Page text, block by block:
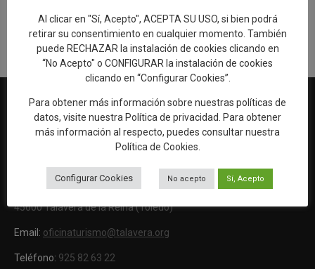
Rellenar encuesta de calidad
Web oficial de Turismo del Excmo. Ayuntamiento de Talavera de
OFICINA DE TURISMO
Ronda del Cañillo, s/n
45600 Talavera de la Reina (Toledo)
Email: oficinaturismo@talavera.org
Teléfono: 925 82 63 22
Al clicar en "Sí, Acepto", ACEPTA SU USO, si bien podrá
retirar su consentimiento en cualquier momento. También
puede RECHAZAR la instalación de cookies clicando en
“No Acepto" o CONFIGURAR la instalación de cookies
clicando en “Configurar Cookies”.
Para obtener más información sobre nuestras políticas de
datos, visite nuestra Política de privacidad. Para obtener
más información al respecto, puedes consultar nuestra
Política de Cookies.
Configurar Cookies No acepto Sí, Acepto